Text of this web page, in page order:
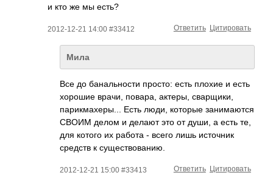
и кто же мы есть?
2012-12-21 14:00 #33412 Цитировать
Ответить
Мила
Все до банальности просто: есть плохие и есть
хорошие врачи, повара, актеры, сварщики,
парикмахеры... Есть люди, которые занимаются
СВОИМ делом и делают это от души, а есть те,
для котого их работа - всего лишь источник
средств к существованию.
2012-12-21 15:00 #33413 Цитировать
Ответить